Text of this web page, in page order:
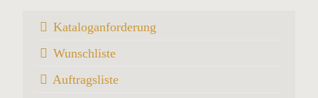
Kataloganforderung
Wunschliste
Auftragsliste